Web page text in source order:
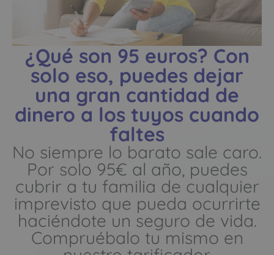
¿Qué son 95 euros? Con
solo eso, puedes dejar
una gran cantidad de
dinero a los tuyos cuando
faltes
No siempre lo barato sale caro.
Por solo 95€ al año, puedes
cubrir a tu familia de cualquier
imprevisto que pueda ocurrirte
haciéndote un seguro de vida.
Compruébalo tu mismo en